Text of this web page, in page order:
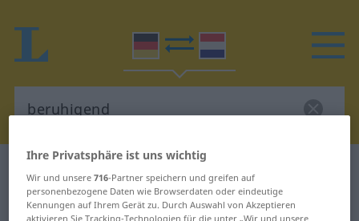
Deutsch-Niederländisch
Ihre Privatsphäre ist uns wichtig
Wir und unsere716-Partner speichern und greifen auf
personenbezogene Daten wie Browserdaten oder eindeutige
Kennungen auf Ihrem Gerät zu. Durch Auswahl von Akzeptieren
aktivieren Sie Tracking-Technologien für die unter „Wir und unsere